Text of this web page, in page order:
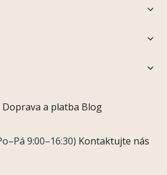
Doprava a platba Blog
9:00–16:30) Kontaktujte nás